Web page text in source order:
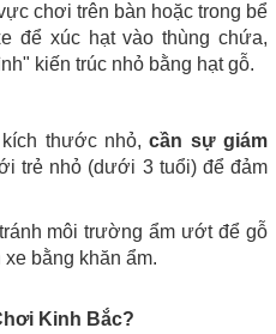
chơi trên bàn hoặc trong bể
để xúc hạt vào thùng chứa,
kiến trúc nhỏ bằng hạt gỗ.
kích thước nhỏ,cần sự giám
trẻ nhỏ (dưới 3 tuổi) để đảm
môi trường ẩm ướt để gỗ
bằng khăn ẩm.
Kinh Bắc?